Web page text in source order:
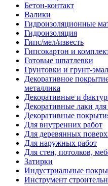
Бетон-контакт
Валики
Гидроизоляционные
Гидроизоляция
Гипс/мел/известь
Гипсокартон и
Готовые шпатлевки
Грунтовки и грунт-
Декоративное
металлика
Декоративные и
Декоративные лаки
Декоративные
Для внутренних работ
Для деревянных
Для наружных работ
Для стен, потолков,
Затирки
Индустриальные
Инструмент